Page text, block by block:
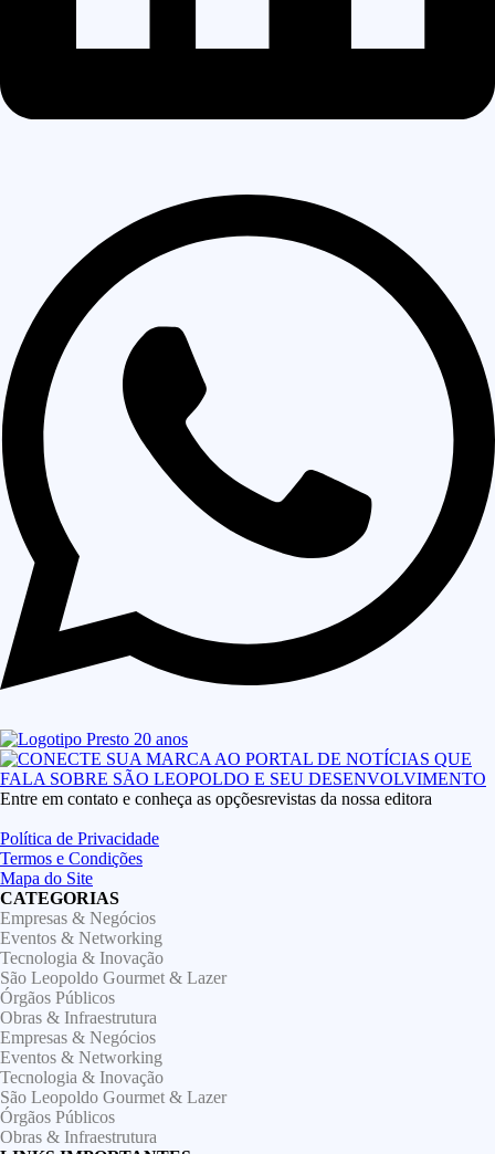
Entre em contato e conheça as opçõesrevistas da nossa editora
Política de Privacidade
Termos e Condições
Mapa do Site
CATEGORIAS
Empresas & Negócios
Eventos & Networking
Tecnologia & Inovação
São Leopoldo Gourmet & Lazer
Órgãos Públicos
Obras & Infraestrutura
Empresas & Negócios
Eventos & Networking
Tecnologia & Inovação
São Leopoldo Gourmet & Lazer
Órgãos Públicos
Obras & Infraestrutura